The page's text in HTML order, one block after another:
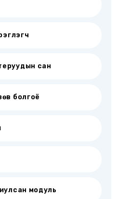
сан
болгоё
модуль